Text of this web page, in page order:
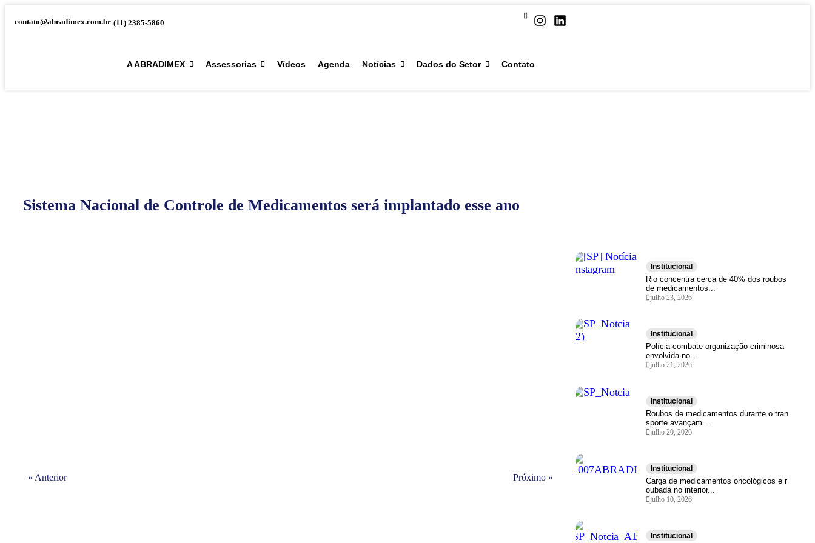
contato@abradimex.com.br (11) 2385-5860
A ABRADIMEX Assessorias Vídeos Agenda Notícias Dados do Setor Contato
Sistema Nacional de Controle de Medicamentos será implantado esse ano
« Anterior Próximo »
Institucional
Rio concentra cerca de 40% dos roubos
de medicamentos...
julho 23, 2026
Institucional
Polícia combate organização criminosa
envolvida no...
julho 21, 2026
Institucional
Roubos de medicamentos durante o tran
sporte avançam...
julho 20, 2026
Institucional
Carga de medicamentos oncológicos é r
oubada no interior...
julho 10, 2026
Institucional